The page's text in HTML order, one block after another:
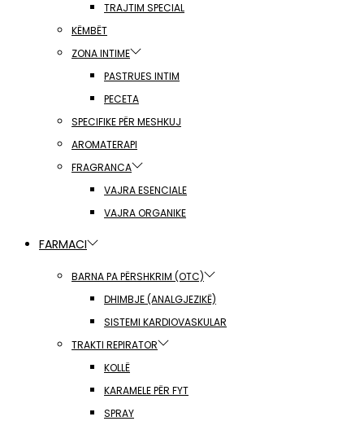
TRAJTIM SPECIAL
KËMBËT
ZONA INTIME
PASTRUES INTIM
PECETA
SPECIFIKE PËR MESHKUJ
AROMATERAPI
FRAGRANCA
VAJRA ESENCIALE
VAJRA ORGANIKE
FARMACI
BARNA PA PËRSHKRIM (OTC)
DHIMBJE (ANALGJEZIKË)
SISTEMI KARDIOVASKULAR
TRAKTI REPIRATOR
KOLLË
KARAMELE PËR FYT
SPRAY